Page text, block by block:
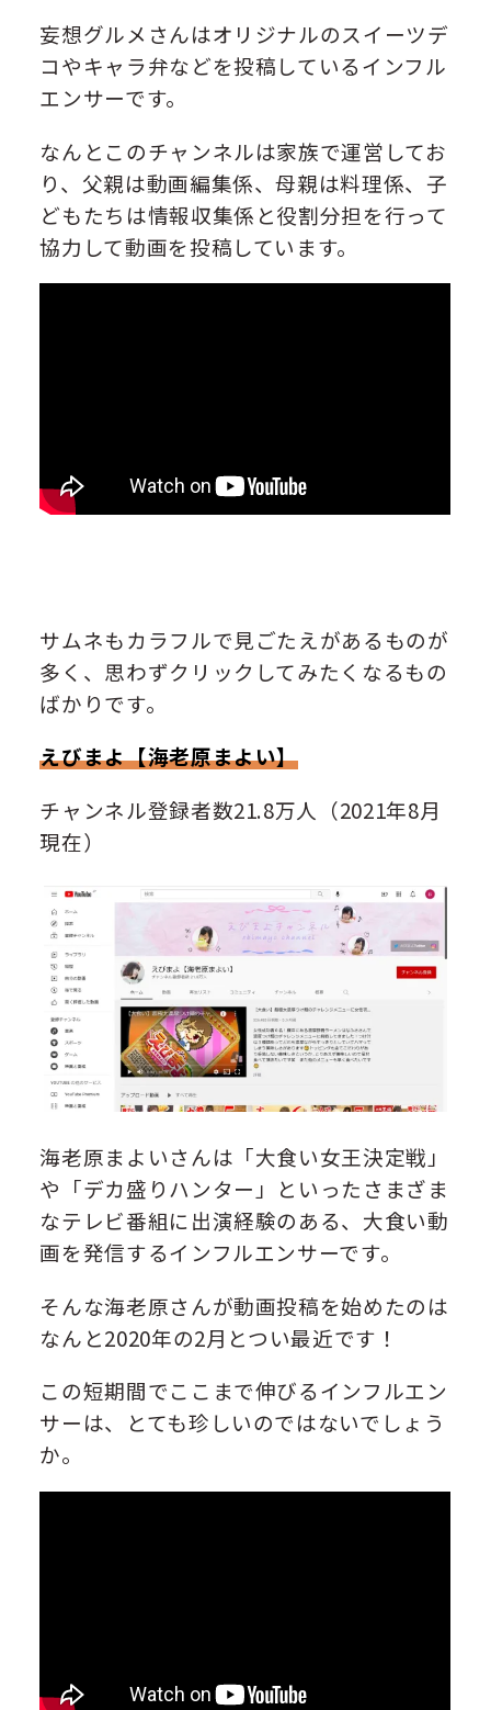
妄想グルメさんはオリジナルのスイーツデ
コやキャラ弁などを投稿しているインフル
エンサーです。
なんとこのチャンネルは家族で運営してお
り、父親は動画編集係、母親は料理係、子
どもたちは情報収集係と役割分担を行って
協力して動画を投稿しています。
サムネもカラフルで見ごたえがあるものが
多く、思わずクリックしてみたくなるもの
ばかりです。
えびまよ【海老原まよい】
チャンネル登録者数21.8万人（2021年8月
現在）
海老原まよいさんは「大食い女王決定戦」
や「デカ盛りハンター」といったさまざま
なテレビ番組に出演経験のある、大食い動
画を発信するインフルエンサーです。
そんな海老原さんが動画投稿を始めたのは
なんと2020年の2月とつい最近です！
この短期間でここまで伸びるインフルエン
サーは、とても珍しいのではないでしょう
か。